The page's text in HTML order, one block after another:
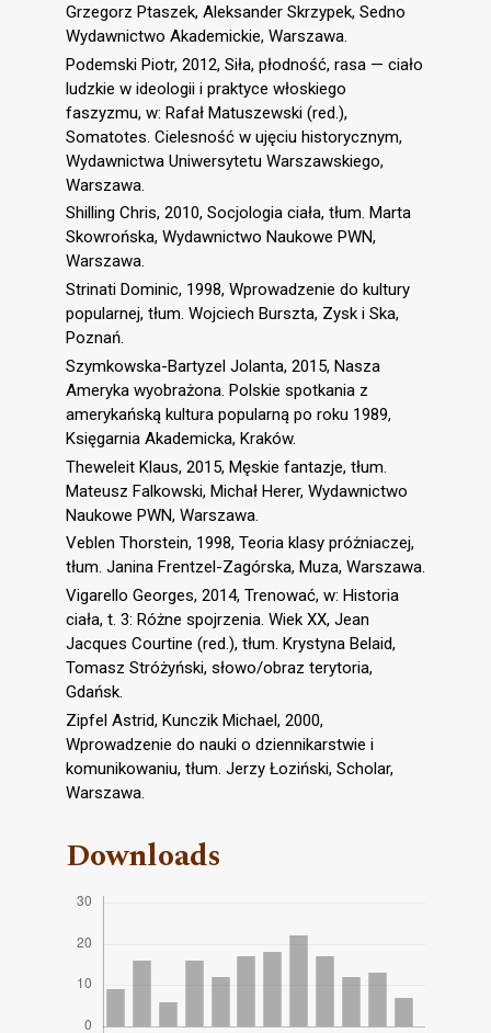
Grzegorz Ptaszek, Aleksander Skrzypek, Sedno
Wydawnictwo Akademickie, Warszawa.
Podemski Piotr, 2012, Siła, płodność, rasa — ciało
ludzkie w ideologii i praktyce włoskiego
faszyzmu, w: Rafał Matuszewski (red.),
Somatotes. Cielesność w ujęciu historycznym,
Wydawnictwa Uniwersytetu Warszawskiego,
Warszawa.
Shilling Chris, 2010, Socjologia ciała, tłum. Marta
Skowrońska, Wydawnictwo Naukowe PWN,
Warszawa.
Strinati Dominic, 1998, Wprowadzenie do kultury
popularnej, tłum. Wojciech Burszta, Zysk i Ska,
Poznań.
Szymkowska-Bartyzel Jolanta, 2015, Nasza
Ameryka wyobrażona. Polskie spotkania z
amerykańską kultura popularną po roku 1989,
Księgarnia Akademicka, Kraków.
Theweleit Klaus, 2015, Męskie fantazje, tłum.
Mateusz Falkowski, Michał Herer, Wydawnictwo
Naukowe PWN, Warszawa.
Veblen Thorstein, 1998, Teoria klasy próżniaczej,
tłum. Janina Frentzel-Zagórska, Muza, Warszawa.
Vigarello Georges, 2014, Trenować, w: Historia
ciała, t. 3: Różne spojrzenia. Wiek XX, Jean
Jacques Courtine (red.), tłum. Krystyna Belaid,
Tomasz Stróżyński, słowo/obraz terytoria,
Gdańsk.
Zipfel Astrid, Kunczik Michael, 2000,
Wprowadzenie do nauki o dziennikarstwie i
komunikowaniu, tłum. Jerzy Łoziński, Scholar,
Warszawa.
Downloads